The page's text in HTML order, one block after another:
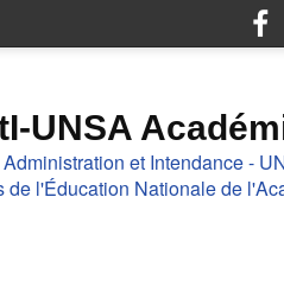
UNSA
et Intendance -
de l'Éducation Nationale de